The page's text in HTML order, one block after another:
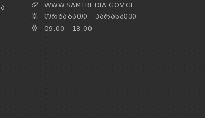
WWW.SAMTREDIA.GOV.GE
ᲝᲠᲨᲐᲑᲐᲗᲘ - ᲞᲐᲠᲐᲡᲙᲔᲕᲘ
09:00 - 18:00